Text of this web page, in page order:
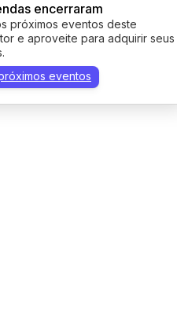
encerraram
próximos eventos deste
e aproveite para adquirir seus
eventos